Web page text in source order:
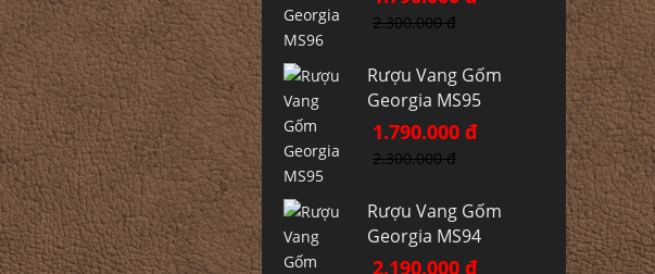
2.300.000 đ
Rượu Vang Gốm
Georgia MS95
1.790.000 đ
2.300.000 đ
Rượu Vang Gốm
Georgia MS94
2.190.000 đ